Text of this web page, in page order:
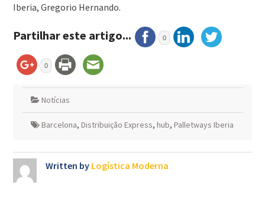
Iberia, Gregorio Hernando.
Partilhar este artigo... 0
0
Notícias
Barcelona, Distribuição Express, hub, Palletways Iberia
Written by Logística Moderna